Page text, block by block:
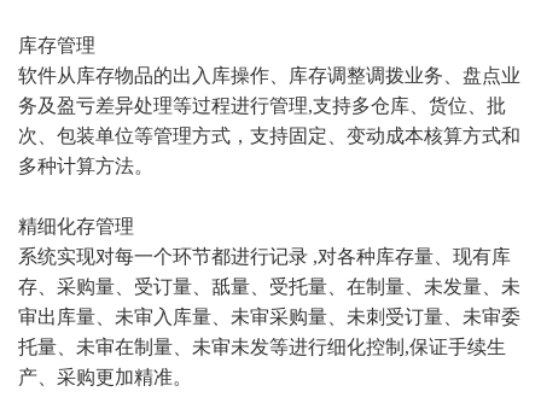
库存管理
软件从库存物品的出入库操作、库存调整调拨业务、盘点业
务及盈亏差异处理等过程进行管理,支持多仓库、货位、批
次、包装单位等管理方式，支持固定、变动成本核算方式和
多种计算方法。
精细化存管理
系统实现对每一个环节都进行记录 ,对各种库存量、现有库
存、采购量、受订量、舐量、受托量、在制量、未发量、未
审出库量、未审入库量、未审采购量、未刺受订量、未审委
托量、未审在制量、未审未发等进行细化控制,保证手续生
产、采购更加精准。